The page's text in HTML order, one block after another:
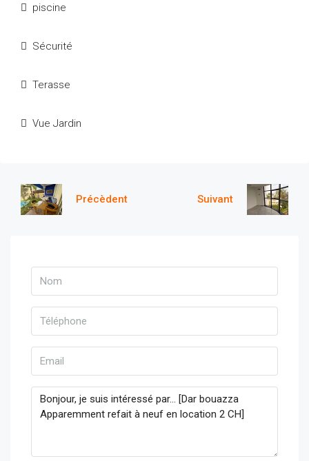
piscine
Sécurité
Terasse
Vue Jardin
Précèdent Suivant